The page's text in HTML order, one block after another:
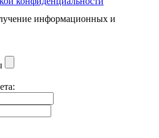
информационных и